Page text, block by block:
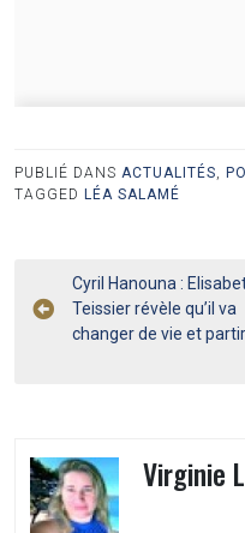
PUBLIÉ DANS ACTUALITÉS
TAGGED LÉA SALAMÉ
Navigation
de
Cyril Hanouna :
Teissier révèle qu’il va
changer de vie et partir
Virginie